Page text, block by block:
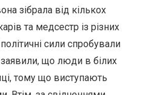
зібрала від кількох
та медсестр із різних
сили спробували
заявили, що люди в білих
тому що виступають